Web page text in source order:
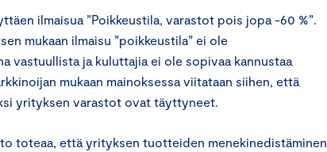
ilmaisua ”Poikkeustila, varastot pois jopa -60 %”.
mukaan ilmaisu ”poikkeustila” ei ole
vastuullista ja kuluttajia ei ole sopivaa kannustaa
mukaan mainoksessa viitataan siihen, että
yrityksen varastot ovat täyttyneet.
toteaa, että yrityksen tuotteiden menekinedistäminen